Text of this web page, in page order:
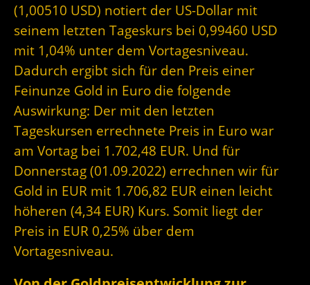
(1,00510 USD) notiert der US-Dollar mit
seinem letzten Tageskurs bei 0,99460 USD
mit 1,04% unter dem Vortagesniveau.
Dadurch ergibt sich für den Preis einer
Feinunze Gold in Euro die folgende
Auswirkung: Der mit den letzten
Tageskursen errechnete Preis in Euro war
am Vortag bei 1.702,48 EUR. Und für
Donnerstag (01.09.2022) errechnen wir für
Gold in EUR mit 1.706,82 EUR einen leicht
höheren (4,34 EUR) Kurs. Somit liegt der
Preis in EUR 0,25% über dem
Vortagesniveau.